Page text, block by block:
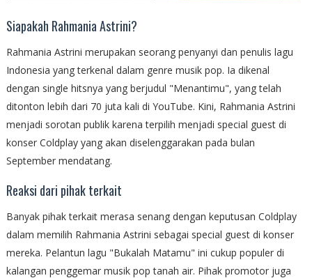
Siapakah Rahmania Astrini?
Rahmania Astrini merupakan seorang penyanyi dan penulis lagu
Indonesia yang terkenal dalam genre musik pop. Ia dikenal
dengan single hitsnya yang berjudul "Menantimu", yang telah
ditonton lebih dari 70 juta kali di YouTube. Kini, Rahmania Astrini
menjadi sorotan publik karena terpilih menjadi special guest di
konser Coldplay yang akan diselenggarakan pada bulan
September mendatang.
Reaksi dari pihak terkait
Banyak pihak terkait merasa senang dengan keputusan Coldplay
dalam memilih Rahmania Astrini sebagai special guest di konser
mereka. Pelantun lagu "Bukalah Matamu" ini cukup populer di
kalangan penggemar musik pop tanah air. Pihak promotor juga